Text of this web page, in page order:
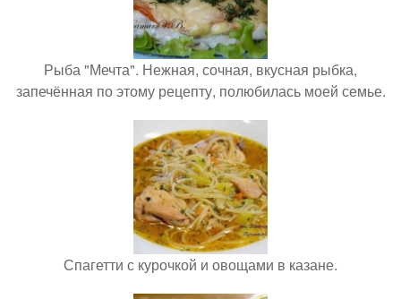
Рыба "Мечта". Нежная, сочная, вкусная рыбка,
запечённая по этому рецепту, полюбилась моей семье.
Спагетти с курочкой и овощами в казане.